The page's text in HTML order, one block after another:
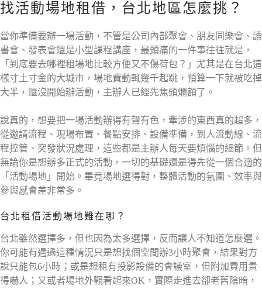
找活動場地租借，台北地區怎麼挑？
當你準備要辦一場活動，不管是公司內部聚會、朋友同樂會、讀
書會、發表會還是小型課程講座，最頭痛的一件事往往就是，
「到底要去哪裡租場地比較方便又不傷荷包？」尤其是在台北這
樣寸土寸金的大城市，場地費動輒幾千起跳，預算一下就被吃掉
大半，還沒開始辦活動，主辦人已經先焦頭爛額了。
說真的，想要把一場活動辦得有聲有色，牽涉的東西真的超多，
從邀請流程、現場布置、餐點安排、設備準備，到人流動線、流
程控管、突發狀況處理，這些都是主辦人每天要煩惱的細節。但
無論你是想辦多正式的活動，一切的基礎還是得先從一個合適的
「活動場地」開始。畢竟場地選得對，整體活動的氛圍、效率與
參與感會差非常多。
台北租借活動場地難在哪？
台北雖然選擇多，但也因為太多選擇，反而讓人不知道怎麼選。
你可能有遇過這種情況只是想找個空間辦3小時聚會，結果對方
說只能包6小時；或是想租有投影設備的會議室，但附加費用貴
得嚇人；又或者場地外觀看起來OK，實際走進去卻老舊陰暗，